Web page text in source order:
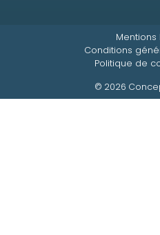
© 2026
Conditions
Politique de